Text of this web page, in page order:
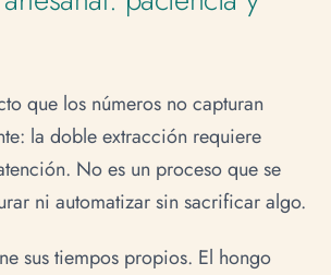
que los números no capturan
la doble extracción requiere
No es un proceso que se
ni automatizar sin sacrificar algo.
sus tiempos propios. El hongo